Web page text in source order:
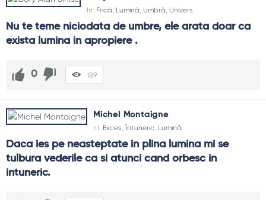
In: Frică Lumină Umbră Univers
Nu te teme niciodata de umbre, ele arata doar ca
exista lumina in apropiere .
0 189
Michel Montaigne
In: Exces Întuneric Lumină
Daca ies pe neasteptate in plina lumina mi se
tulbura vederile ca si atunci cand orbesc in
intuneric.